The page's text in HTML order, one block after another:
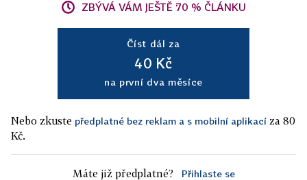
ZBÝVÁ VÁM JEŠTĚ 70 % ČLÁNKU
Číst dál za
40 Kč
na první dva měsíce
Nebo zkuste předplatné bez reklam a s mobilní aplikací za 80
Kč.
Máte již předplatné? Přihlaste se